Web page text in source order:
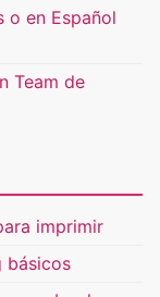
o en Español
Team de
imprimir
básicos